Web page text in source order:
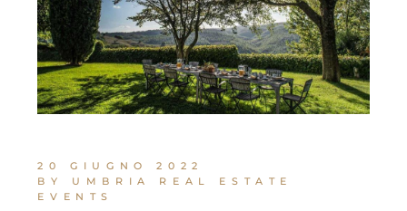
20 GIUGNO 2022
BY UMBRIA REAL ESTATE
EVENTS